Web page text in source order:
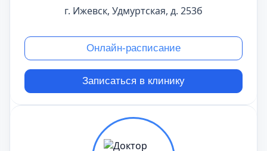
г. Ижевск, Удмуртская, д. 253б
Онлайн-расписание
Записаться в клинику